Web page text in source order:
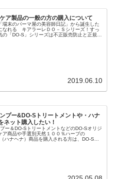
ア製品の一般の方の購入について
場末のパーマ屋の美容師日記」から誕生した
なれる キアラーレＤＯ－Ｓシリーズ！すっ
の「DO-S」シリーズは不正販売防止と正規品
2019.06.10
プー&DO-Sトリートメントや・ハナ
ネット購入したい！
ー＆DO-SトリートメントなどのDO-Sオリジ
ア商品や手選別天然１００％ハーブの
ハナヘナ）商品を購入される方は、DO-S公